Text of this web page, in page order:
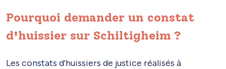
Pourquoi demander un constat
d'huissier sur Schiltigheim ?
Les constats d'huissiers de justice réalisés à